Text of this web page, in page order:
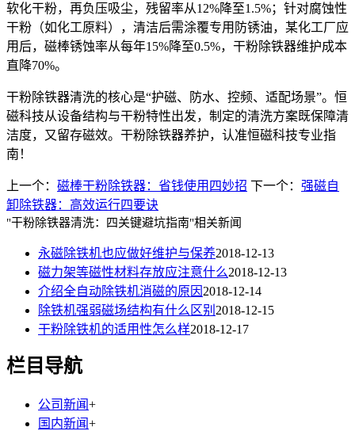
软化干粉，再负压吸尘，残留率从12%降至1.5%；针对腐蚀性
干粉（如化工原料），清洁后需涂覆专用防锈油，某化工厂应
用后，磁棒锈蚀率从每年15%降至0.5%，干粉除铁器维护成本
直降70%。
干粉除铁器清洗的核心是“护磁、防水、控频、适配场景”。恒
磁科技从设备结构与干粉特性出发，制定的清洗方案既保障清
洁度，又留存磁效。干粉除铁器养护，认准恒磁科技专业指
南！
上一个： 磁棒干粉除铁器：省钱使用四妙招 下一个： 强磁自
卸除铁器：高效运行四要诀
"干粉除铁器清洗：四关键避坑指南"相关新闻
永磁除铁机也应做好维护与保养2018-12-13
磁力架等磁性材料存放应注意什么2018-12-13
介绍全自动除铁机消磁的原因 2018-12-14
除铁机强弱磁场结构有什么区别 2018-12-15
干粉除铁机的适用性怎么样2018-12-17
栏目导航
公司新闻+
国内新闻+